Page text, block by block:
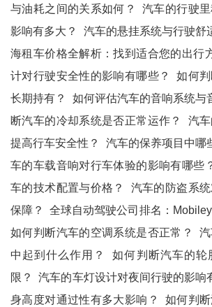
与油耗之间的关系如何？
汽车的行驶
影响有多大？
汽车的悬挂系统与行驶舒
海租车价格全解析：找到适合您的出行
计对行驶安全性的影响有哪些？
如何
长期持有？
如何评估汽车的音响系统与
断汽车的冷却系统是否正常运作？
汽
提高行车安全性？
汽车的保养项目中哪
车的车载音响对行车体验的影响有哪些
车的技术配置与价格？
汽车的防盗系
保障？
全球自动驾驶公司排名：
如何判断汽车的空调系统是否正常？
中起到什么作用？
如何判断汽车的轮
限？
汽车的车灯设计对夜间行驶的影响
身高度对通过性有多大影响？
如何判